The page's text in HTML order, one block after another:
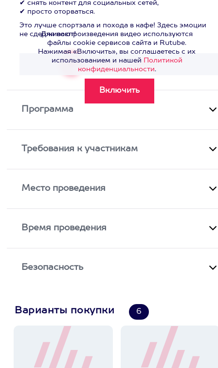
✔ снять контент для социальных сетей,
✔ просто оторваться.
Это лучше спортзала и похода в кафе! Здесь эмоции
не сдерживают!
Смотреть видео>
Для воспроизведения видео используются
файлы cookie сервисов сайта и Rutube.
Нажимая «Включить», вы соглашаетесь с их
использованием и нашей Политикой
конфиденциальности.
Программа
Требования к участникам
Место проведения
Время проведения
Безопасность
Варианты покупки 6